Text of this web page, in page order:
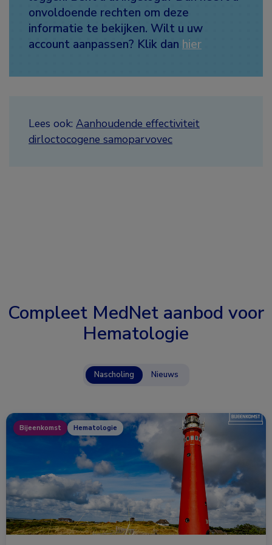
onvoldoende rechten om deze
informatie te bekijken. Wilt u uw
account aanpassen? Klik dan hier
Lees ook: Aanhoudende effectiviteit
dirloctocogene samoparvovec
Compleet MedNet aanbod voor
Hematologie
Nascholing Nieuws
Bijeenkomst Hematologie